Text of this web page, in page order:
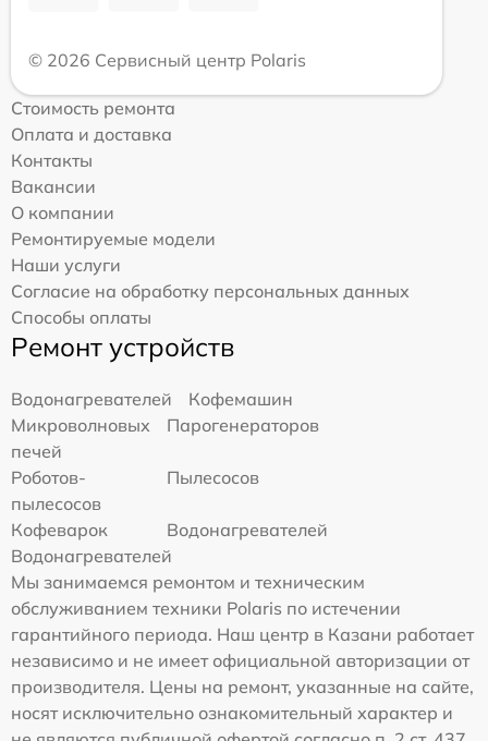
© 2026 Сервисный центр Polaris
Стоимость ремонта
Оплата и доставка
Контакты
Вакансии
О компании
Ремонтируемые модели
Наши услуги
Согласие на обработку персональных данных
Способы оплаты
Ремонт устройств
Водонагревателей
Кофемашин
Микроволновых
печей
Парогенераторов
Роботов-
пылесосов
Пылесосов
Кофеварок
Водонагревателей
Водонагревателей
Мы занимаемся ремонтом и техническим
обслуживанием техники Polaris по истечении
гарантийного периода. Наш центр в Казани работает
независимо и не имеет официальной авторизации от
производителя. Цены на ремонт, указанные на сайте,
носят исключительно ознакомительный характер и